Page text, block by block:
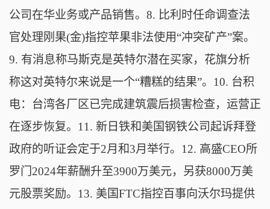
公司在华业务或产品销售。8. 比利时任命调查法
官处理刚果(金)指控苹果非法使用“冲突矿产”案。
9. 有消息称马斯克是英特尔潜在买家，花旗分析
称这对英特尔来说是一个“糟糕的结果”。10. 台积
电：台湾各厂区已完成建筑震后损害检查，运营正
在逐步恢复。11. 新日铁和美国钢铁公司起诉拜登
政府的听证会定于2月和3月举行。12. 高盛CEO所
罗门2024年薪酬升至3900万美元，另获8000万美
元股票奖励。13. 美国FTC指控百事向沃尔玛提供